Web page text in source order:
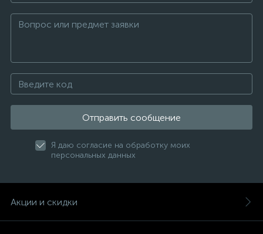
Отправить сообщение
Я даю согласие на обработку моих
персональных данных
Акции и скидки